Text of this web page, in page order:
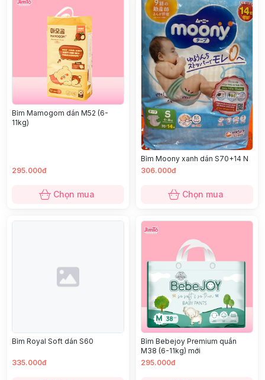
Bỉm Mamogom dán M52 (6-
11kg)
295.000đ
Chọn mua
Bỉm Moony xanh dán S70+14 N
306.000đ
Chọn mua
Bỉm Royal Soft dán S60
335.000đ
Bỉm Bebejoy Premium quần
M38 (6-11kg) mới
295.000đ